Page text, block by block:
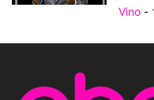
Vino -